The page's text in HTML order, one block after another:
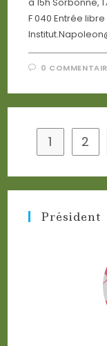
F 040 Entrée
0
1 2
Président